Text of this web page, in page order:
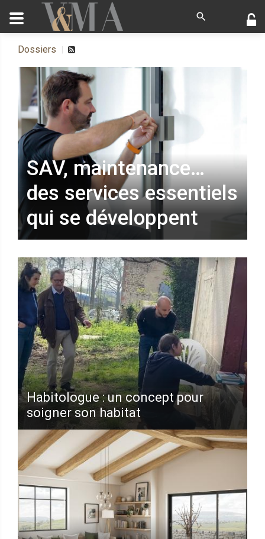
Dossiers
SAV, maintenance…
des services essentiels
qui se développent
Habitologue : un concept pour
soigner son habitat